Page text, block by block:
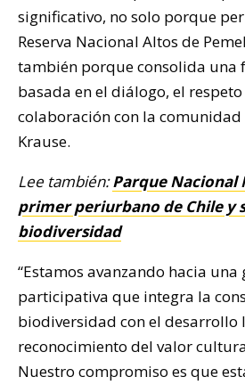
significativo, no solo porque
Reserva Nacional Altos de
también porque consolida una
basada en el diálogo, el
colaboración con la comunidad
Krause.
Lee también:Parque Nacional
primer periurbano de Chile y
biodiversidad
“Estamos avanzando hacia una
participativa que integra la
biodiversidad con el desarrollo
reconocimiento del valor
Nuestro compromiso es que